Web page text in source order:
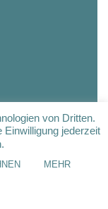
von Dritten.
Einwilligung jederzeit
MEHR